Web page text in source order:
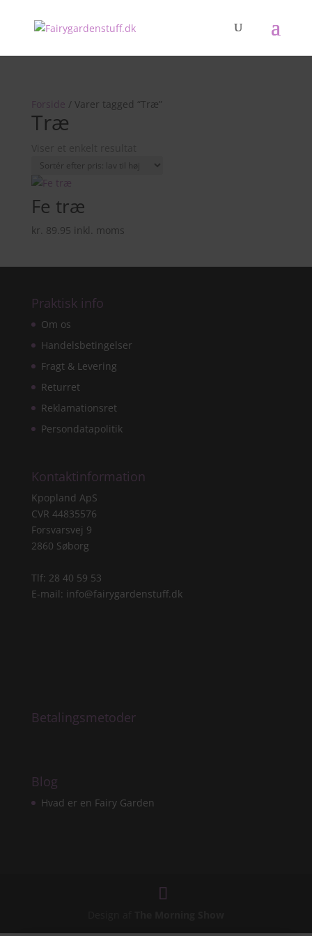
Forside / Varer tagged “Træ”
Træ
Fe træ
kr. 89.95 inkl. moms
Praktisk info
Om os
Handelsbetingelser
Fragt & Levering
Returret
Reklamationsret
Persondatapolitik
Kontaktinformation
Kpopland ApS
CVR 44835576
Forsvarsvej 9
2860 Søborg
Tlf: 28 40 59 53
E-mail: info@fairygardenstuff.dk
Betalingsmetoder
Blog
Hvad er en Fairy Garden